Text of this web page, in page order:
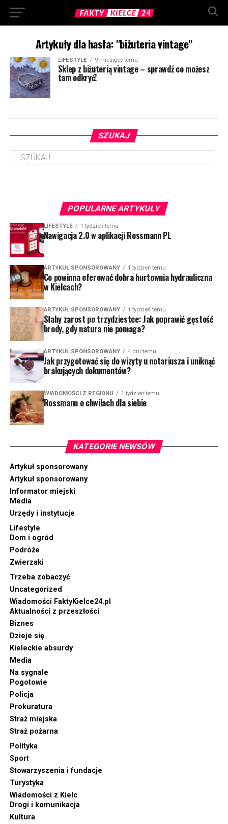
Artykuły dla hasła: "biżuteria vintage"
LIFESTYLE 9 miesięcy temu
Sklep z biżuterią vintage – sprawdź co możesz
tam odkryć!
SZUKAJ
POPULARNE ARTYKUŁY
LIFESTYLE 1 tydzień temu
Nawigacja 2.0 w aplikacji Rossmann PL
ARTYKUŁ SPONSOROWANY 1 tydzień temu
Co powinna oferować dobra hurtownia hydrauliczna
w Kielcach?
ARTYKUŁ SPONSOROWANY 1 tydzień temu
Słaby zarost po trzydziestce: Jak poprawić gęstość
brody, gdy natura nie pomaga?
ARTYKUŁ SPONSOROWANY 4 dni temu
Jak przygotować się do wizyty u notariusza i uniknąć
brakujących dokumentów?
WIADOMOŚCI Z REGIONU 1 tydzień temu
Rossmann o chwilach dla siebie
KATEGORIE NEWSÓW
Artykuł sponsorowany
Artykuł sponsorowany
Informator miejski
Media
Urzędy i instytucje
Lifestyle
Dom i ogród
Podróże
Zwierzaki
Trzeba zobaczyć
Uncategorized
Wiadomości FaktyKielce24.pl
Aktualności z przeszłości
Biznes
Dzieje się
Kieleckie absurdy
Media
Na sygnale
Pogotowie
Policja
Prokuratura
Straż miejska
Straż pożarna
Polityka
Sport
Stowarzyszenia i fundacje
Turystyka
Wiadomości z Kielc
Drogi i komunikacja
Kultura